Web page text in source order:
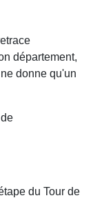
département,
donne qu'un
du Tour de